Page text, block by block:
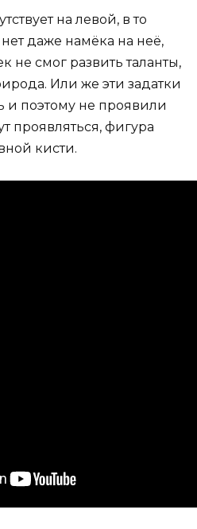
на левой, в то
даже намёка на неё,
не смог развить таланты,
Или же эти задатки
и поэтому не проявили
проявляться, фигура
кисти.